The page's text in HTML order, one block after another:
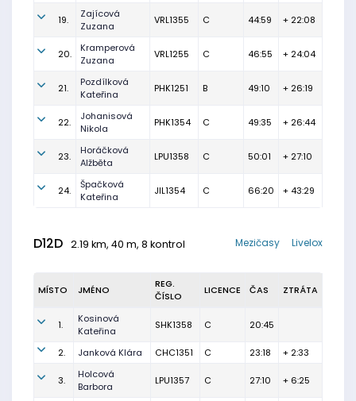
19.
Zajícová
Zuzana
VRL1355 C 44:59 + 22:08
20.
Kramperová
Zuzana
VRL1255 C 46:55 + 24:04
21.
Pozdílková
Kateřina
PHK1251 B 49:10 + 26:19
22.
Johanisová
Nikola
PHK1354 C 49:35 + 26:44
23.
Horáčková
Alžběta
LPU1358 C 50:01 + 27:10
24.
Špačková
Kateřina
JIL1354 C 66:20 + 43:29
D12D 2.19 km, 40 m, 8 kontrol Livelox
Mezičasy
MÍSTO JMÉNO
REG.
ČÍSLO
LICENCE ČAS ZTRÁTA
1.
Kosinová
Kateřina
SHK1358 C 20:45
2. Janková Klára CHC1351 C 23:18 + 2:33
3.
Holcová
Barbora
LPU1357 C 27:10 + 6:25